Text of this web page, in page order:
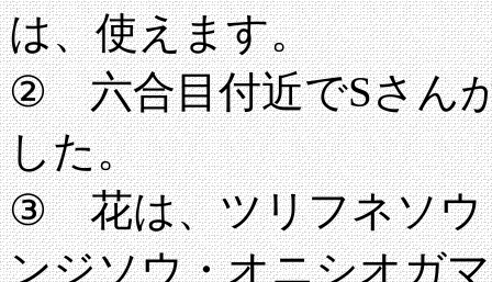
は、使えます。
② 六合目付近でSさん
した。
③ 花は、ツリフネソウ
ンジソウ・オニシオガ